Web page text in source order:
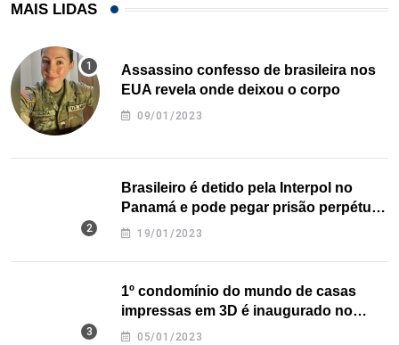
MAIS LIDAS
Assassino confesso de brasileira nos
EUA revela onde deixou o corpo
09/01/2023
Brasileiro é detido pela Interpol no
Panamá e pode pegar prisão perpétua
nos EUA
19/01/2023
1º condomínio do mundo de casas
impressas em 3D é inaugurado no
Texas
05/01/2023